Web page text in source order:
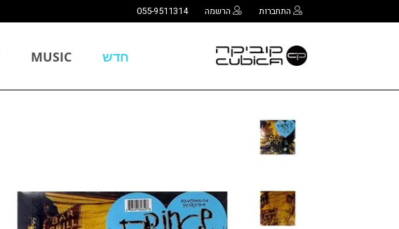
התחברות הרשמה 055-9511314
חדש MUSIC